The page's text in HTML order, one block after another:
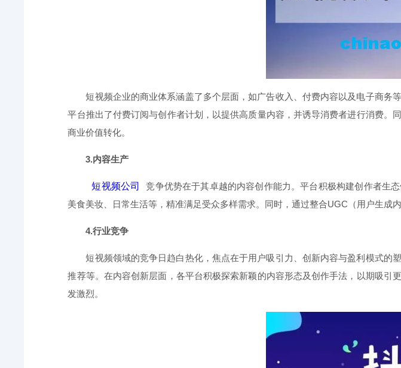
短视频企业的商业体系涵盖了多个层面，如广告收入、付费内容以及电子商
平台推出了付费订阅与创作者计划，以提供高质量内容，并诱导消费者进行消费
商业价值转化。
3.内容生产
短视频公司
竞争优势在于其卓越的内容创作能力。平台积极构建创作者生
美食美妆、日常生活等，精准满足受众多样需求。同时，通过整合UGC（用户生成
4.行业竞争
短视频领域的竞争日趋白热化，焦点在于用户吸引力、创新内容与盈利模式
推荐等。在内容创新层面，各平台积极探索新颖的内容形态及创作手法，以期吸
发激烈。